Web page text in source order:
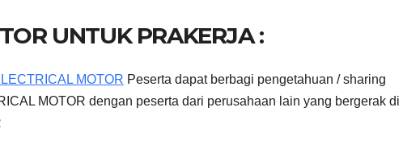
UNTUK PRAKERJA :
MOTOR Peserta dapat berbagi pengetahuan / sharing
MOTOR dengan peserta dari perusahaan lain yang bergerak di